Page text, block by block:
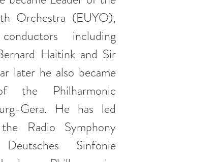
Orchestra (EUYO),
including
Haitink and Sir
later he also became
the Philharmonic
Gera. He has led
Radio Symphony
Sinfonie